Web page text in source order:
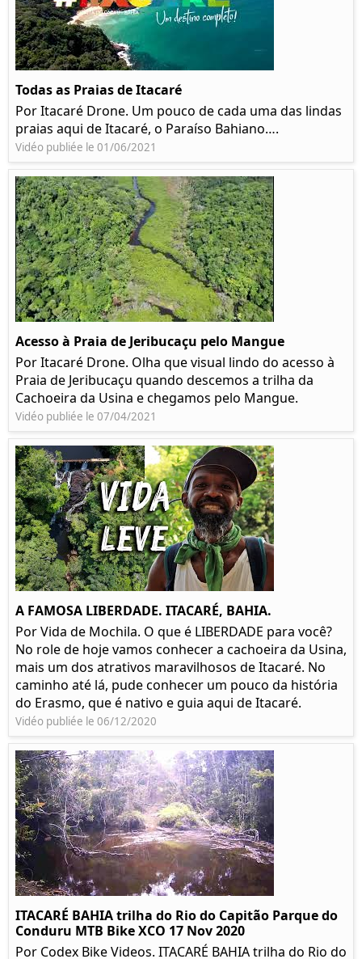
Todas as Praias de Itacaré
Por Itacaré Drone. Um pouco de cada uma das lindas
praias aqui de Itacaré, o Paraíso Bahiano….
Vidéo publiée le 01/06/2021
Acesso à Praia de Jeribucaçu pelo Mangue
Por Itacaré Drone. Olha que visual lindo do acesso à
Praia de Jeribucaçu quando descemos a trilha da
Cachoeira da Usina e chegamos pelo Mangue.
Vidéo publiée le 07/04/2021
A FAMOSA LIBERDADE. ITACARÉ, BAHIA.
Por Vida de Mochila. O que é LIBERDADE para você?
No role de hoje vamos conhecer a cachoeira da Usina,
mais um dos atrativos maravilhosos de Itacaré. No
caminho até lá, pude conhecer um pouco da história
do Erasmo, que é nativo e guia aqui de Itacaré.
Vidéo publiée le 06/12/2020
ITACARÉ BAHIA trilha do Rio do Capitão Parque do
Conduru MTB Bike XCO 17 Nov 2020
Por Codex Bike Videos. ITACARÉ BAHIA trilha do Rio do